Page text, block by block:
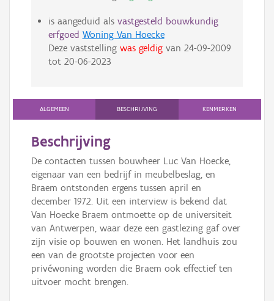
is aangeduid als vastgesteld bouwkundig
erfgoed Woning Van Hoecke
Deze vaststelling was geldigvan 24-09-2009
tot 20-06-2023
ALGEMEEN BESCHRIJVING KENMERKEN
Beschrijving
De contacten tussen bouwheer Luc Van Hoecke,
eigenaar van een bedrijf in meubelbeslag, en
Braem ontstonden ergens tussen april en
december 1972. Uit een interview is bekend dat
Van Hoecke Braem ontmoette op de universiteit
van Antwerpen, waar deze een gastlezing gaf over
zijn visie op bouwen en wonen. Het landhuis zou
een van de grootste projecten voor een
privéwoning worden die Braem ook effectief ten
uitvoer mocht brengen.